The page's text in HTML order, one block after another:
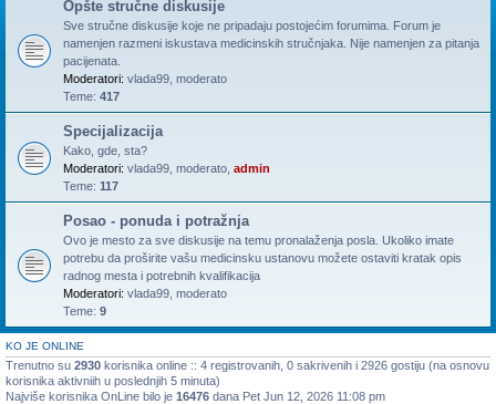
Opšte stručne diskusije
Sve stručne diskusije koje ne pripadaju postojećim forumima. Forum je
namenjen razmeni iskustava medicinskih stručnjaka. Nije namenjen za pitanja
pacijenata.
Moderatori: vlada99 moderato
Teme: 417
Specijalizacija
Kako, gde, sta?
Moderatori: vlada99 moderato admin
Teme: 117
Posao - ponuda i potražnja
Ovo je mesto za sve diskusije na temu pronalaženja posla. Ukoliko imate
potrebu da proširite vašu medicinsku ustanovu možete ostaviti kratak opis
radnog mesta i potrebnih kvalifikacija
Moderatori: vlada99 moderato
Teme: 9
KO JE ONLINE
Trenutno su 2930 korisnika online :: 4 registrovanih, 0 sakrivenih i 2926 gostiju (na osnovu
korisnika aktivniih u poslednjih 5 minuta)
Najviše korisnika OnLine bilo je 16476 dana Pet Jun 12, 2026 11:08 pm